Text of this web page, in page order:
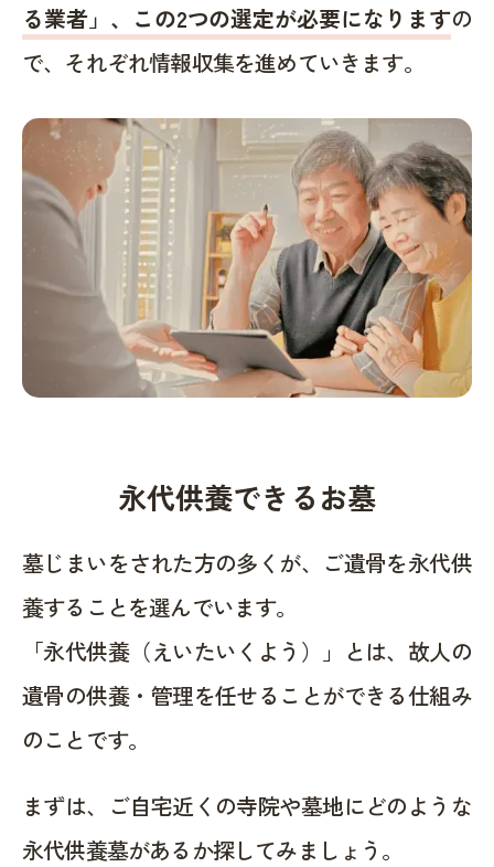
る業者」、この2つの選定が必要になりますの
で、それぞれ情報収集を進めていきます。
永代供養できるお墓
墓じまいをされた方の多くが、ご遺骨を永代供
養することを選んでいます。
「永代供養（えいたいくよう）」とは、故人の
遺骨の供養・管理を任せることができる仕組み
のことです。
まずは、ご自宅近くの寺院や墓地にどのような
永代供養墓があるか探してみましょう。